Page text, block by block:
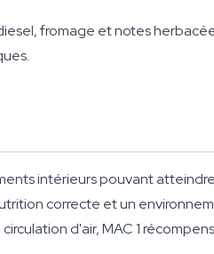
fromage et notes
intérieurs pouvant
correcte et un
d'air, MAC 1